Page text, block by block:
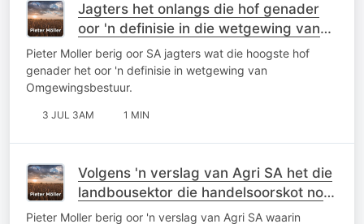
Jagters het onlangs die hof genader
oor 'n definisie in die wetgewing van
Omgewingsbestuur
Pieter Moller berig oor SA jagters wat die hoogste hof
genader het oor 'n definisie in wetgewing van
Omgewingsbestuur.
3 JUL 3AM 1 MIN
Volgens 'n verslag van Agri SA het die
landbousektor die handelsoorskot nog
behaal
Pieter Moller berig oor 'n verslag van Agri SA waarin